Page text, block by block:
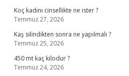
Koç kadını cinsellikte ne ister ?
Temmuz 27, 2026
Kaş silindikten sonra ne yapılmalı ?
Temmuz 25, 2026
450 mt kaç kilodur ?
Temmuz 24, 2026